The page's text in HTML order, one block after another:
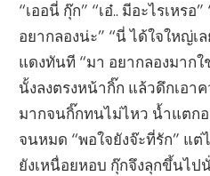
“เออนี่ กุ๊ก” “เอ๋.. มีอะไรเหร
อยากลองน่ะ” “นี่ ได้ใจใหญ่เ
แดงทันที “มา อยากลองมากใ
นั้งลงตรงหน้ากิ๊ก แล้วดึกเอา
มากจนกิ๊กทนไม่ไหว น้ำแตก
จนหมด “พอใจยังจ๊ะที่รัก” แต่
ยังเหนื่อยหอบ กุ๊กจึงลุกขึ้นไป